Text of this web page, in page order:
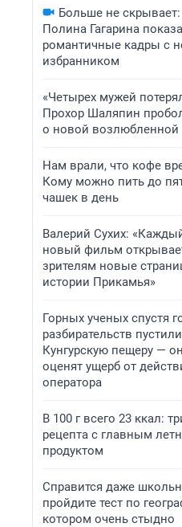
Больше не скрывает:
Полина Гагарина
романтичные кадры с
избранником
«Четырех мужей
Прохор Шаляпин
о новой возлюбленной
Нам врали, что кофе
Кому можно пить до
чашек в день
Валерий Сухих:
новый фильм
зрителям новые
истории Прикамья»
Горных ученых спустя
разбирательств
Кунгурскую пещеру —
оценят ущерб от
оператора
В 100 г всего 23 ккал:
рецепта с главным
продуктом
Справится даже
пройдите тест по
котором очень стыдно